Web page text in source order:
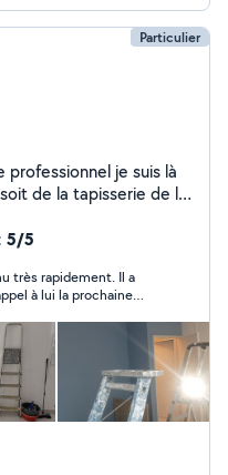
Particulier
professionnel je suis là
de la tapisserie de la
5/5
très rapidement. Il a
à lui la prochaine